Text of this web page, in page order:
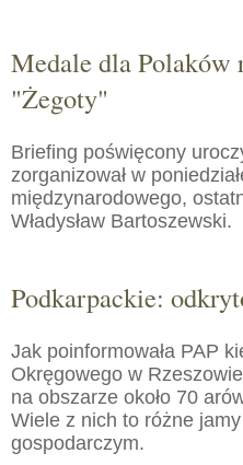
Medale dla Polaków
"Żegoty"
Briefing poświęcony
zorganizował w
międzynarodowego,
Władysław Bartoszewski.
Podkarpackie:
Jak poinformowała PAP
Okręgowego w
na obszarze około 70
Wiele z nich to różne
gospodarczym.